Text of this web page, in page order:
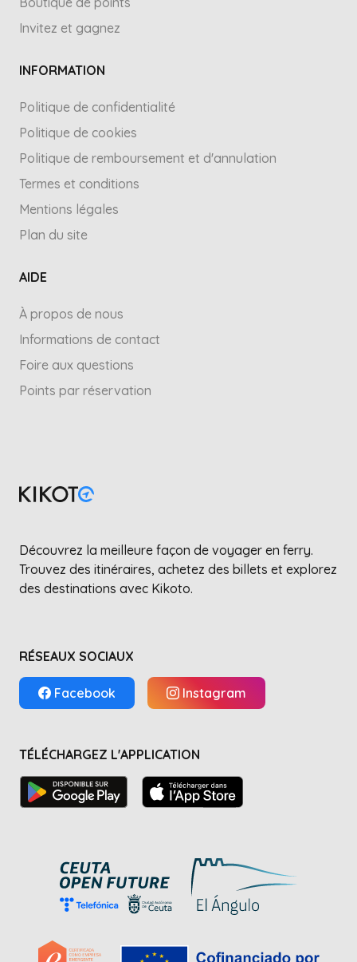
Invitez et gagnez
INFORMATION
Politique de confidentialité
Politique de cookies
Politique de remboursement et d'annulation
Termes et conditions
Mentions légales
Plan du site
AIDE
À propos de nous
Informations de contact
Foire aux questions
Points par réservation
Découvrez la meilleure façon de voyager en ferry.
Trouvez des itinéraires, achetez des billets et explorez
des destinations avec Kikoto.
RÉSEAUX SOCIAUX
Facebook Instagram
TÉLÉCHARGEZ L'APPLICATION